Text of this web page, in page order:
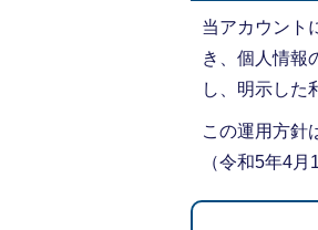
当アカウント
き、個人情報
し、明示した
この運用方針
（令和5年4